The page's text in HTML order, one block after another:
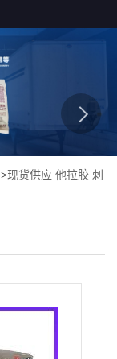
>现货供应 他拉胶 刺